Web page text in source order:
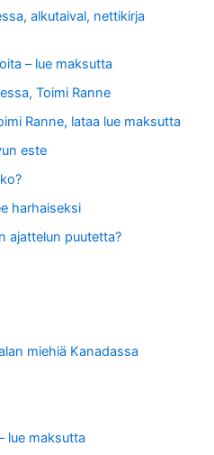
alkutaival, nettikirja
– lue maksutta
Toimi Ranne
Ranne, lataa lue maksutta
este
harhaiseksi
ajattelun puutetta?
miehiä Kanadassa
lue maksutta